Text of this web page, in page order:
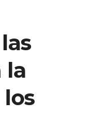
la